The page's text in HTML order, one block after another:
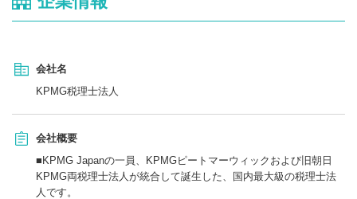
会社名
KPMG税理士法人
会社概要
■KPMG Japanの一員、KPMGピートマーウィックおよび旧朝日
KPMG両税理士法人が統合して誕生した、国内最大級の税理士法
人です。